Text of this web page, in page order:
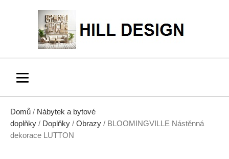
Domů / Nábytek a bytové
doplňky / Doplňky / Obrazy / BLOOMINGVILLE Nástěnná
dekorace LUTTON